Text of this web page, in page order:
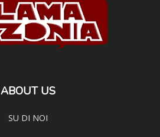
ABOUT US
SU DI NOI